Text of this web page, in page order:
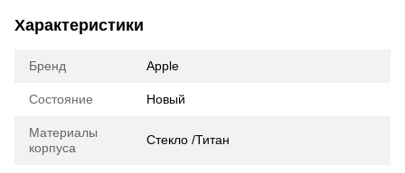
Характеристики
Бренд Apple
Состояние Новый
Материалы
корпуса
Стекло /Титан